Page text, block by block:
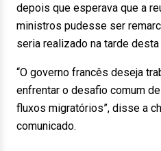
depois que esperava que a
ministros pudesse ser
seria realizado na tarde
“O governo francês deseja
enfrentar o desafio comum
fluxos migratórios”, disse a
comunicado.